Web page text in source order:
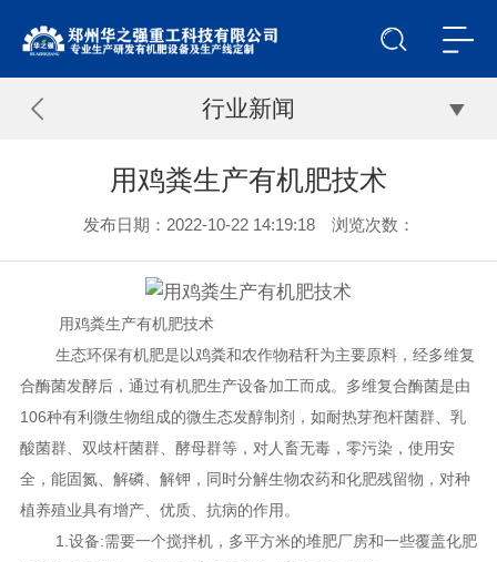
行业新闻
用鸡粪生产有机肥技术
发布日期：2022-10-22 14:19:18 浏览次数：
用鸡粪生产有机肥技术
生态环保有机肥是以鸡粪和农作物秸秆为主要原料，经多维复
合酶菌发酵后，通过有机肥生产设备加工而成。多维复合酶菌是由
106种有利微生物组成的微生态发醇制剂，如耐热芽孢杆菌群、乳
酸菌群、双歧杆菌群、酵母群等，对人畜无毒，零污染，使用安
全，能固氮、解磷、解钾，同时分解生物农药和化肥残留物，对种
植养殖业具有增产、优质、抗病的作用。
1.设备:需要一个搅拌机，多平方米的堆肥厂房和一些覆盖化肥